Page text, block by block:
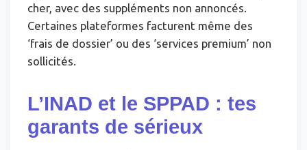
cher, avec des suppléments non annoncés.
Certaines plateformes facturent même des
‘frais de dossier’ ou des ‘services premium’ non
sollicités.
L’INAD et le SPPAD : tes
garants de sérieux